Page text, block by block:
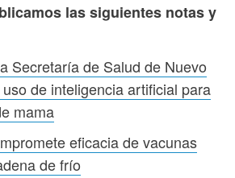
las siguientes notas y
Secretaría de Salud de Nuevo
de inteligencia artificial para
mama
eficacia de vacunas
de frío